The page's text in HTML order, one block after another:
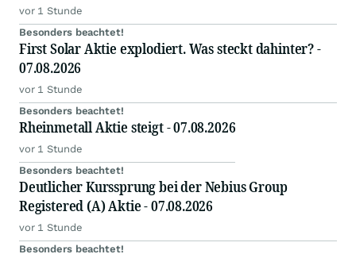
vor 1 Stunde
Besonders beachtet!
First Solar Aktie explodiert. Was steckt dahinter? -
07.08.2026
vor 1 Stunde
Besonders beachtet!
Rheinmetall Aktie steigt - 07.08.2026
vor 1 Stunde
Besonders beachtet!
Deutlicher Kurssprung bei der Nebius Group
Registered (A) Aktie - 07.08.2026
vor 1 Stunde
Besonders beachtet!